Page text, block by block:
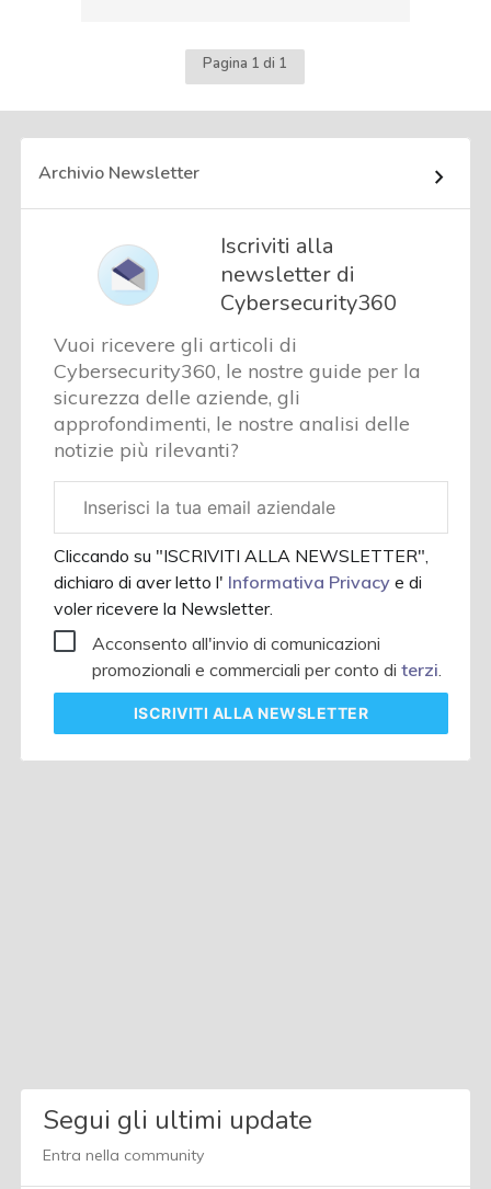
Pagina 1 di 1
Archivio Newsletter
Iscriviti alla
newsletter di
Cybersecurity360
Vuoi ricevere gli articoli di
Cybersecurity360, le nostre guide per la
sicurezza delle aziende, gli
approfondimenti, le nostre analisi delle
notizie più rilevanti?
aziendale
Cliccando su "ISCRIVITI ALLA NEWSLETTER",
dichiaro di aver letto l' Informativa Privacye di
voler ricevere la Newsletter.
Acconsento all'invio di comunicazioni
promozionali e commerciali per conto diterzi.
ISCRIVITI ALLA NEWSLETTER
Segui gli ultimi update
Entra nella community